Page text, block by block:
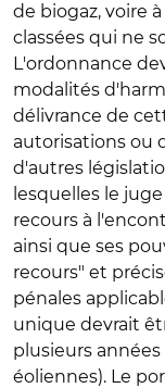
de biogaz, voire
classées qui ne
L'ordonnance
modalités
délivrance de
autorisations ou
d'autres
lesquelles le
recours à
ainsi que ses
recours" et
pénales
unique devrait
plusieurs
éoliennes). Le